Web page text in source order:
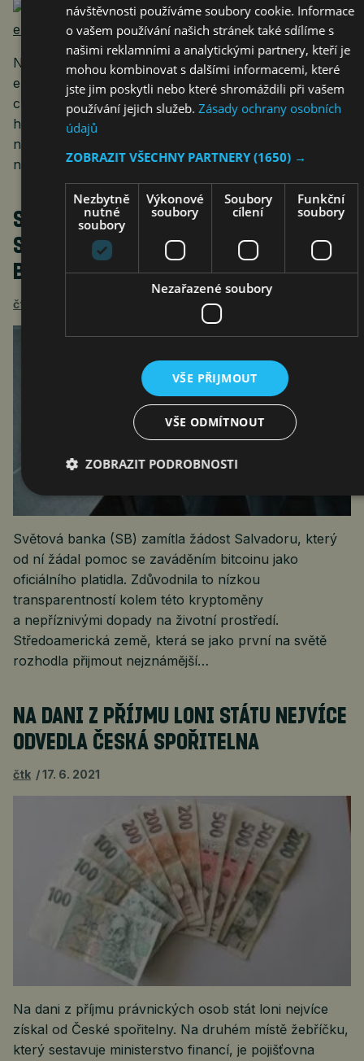
Německo si chce příští rok půjčit zhruba 100 miliard
eur (asi 2,6 bilionu Kč). Původně si německá vláda
chtěla půjčit 81,5 miliardy eur. Informoval o tom web
hospodářského měsíčníku Handelsblatt s odvoláním
na vládní zdroj. Zvýšení podle listu způsobily náklady
na zdravotní…
SVĚTOVÁ BANKA ZAMÍTLA ŽÁDOST
SALVADORU O POMOC SE ZAVÁDĚNÍM
BITCOINU
čtk
Světová banka (SB) zamítla žádost Salvadoru, který
od ní žádal pomoc se zaváděním bitcoinu jako
oficiálního platidla. Zdůvodnila to nízkou
transparentností kolem této kryptoměny
a nepříznivými dopady na životní prostředí.
Středoamerická země, která se jako první na světě
rozhodla přijmout nejznámější…
NA DANI Z PŘÍJMU LONI STÁTU NEJVÍCE
ODVEDLA ČESKÁ SPOŘITELNA
čtk 17. 6. 2021
Na dani z příjmu právnických osob stát loni nejvíce
získal od České spořitelny. Na druhém místě žebříčku,
který sestavuje ministerstvo financí, je pojišťovna
návštěvnosti používáme soubory cookie. Informace
o vašem používání našich stránek také sdílíme s
našimi reklamními a analytickými partnery, kteří je
mohou kombinovat s dalšími informacemi, které
jste jim poskytli nebo které shromáždili při vašem
používání jejich služeb.Zásady ochrany osobních
údajů
ZOBRAZIT VŠECHNY PARTNERY(1650) →
Nezbytně
nutné
soubory
Výkonové
soubory
Soubory
cílení
Funkční
soubory
Nezařazené soubory
VŠE PŘIJMOUT
VŠE ODMÍTNOUT
ZOBRAZIT PODROBNOSTI